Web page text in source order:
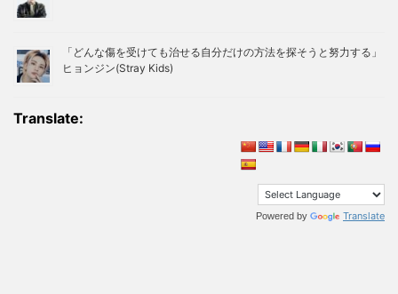
「どんな傷を受けても治せる自分だけの方法を探そうと努力する」
ヒョンジン(Stray Kids)
Translate:
Powered by Translate